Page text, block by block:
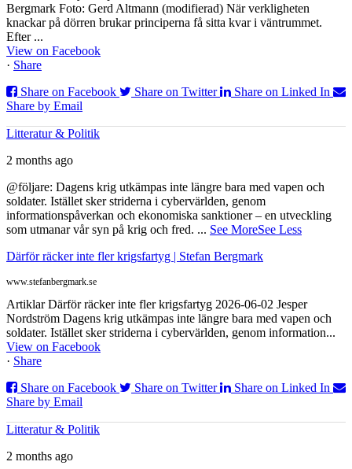
Bergmark Foto: Gerd Altmann (modifierad) När verkligheten
knackar på dörren brukar principerna få sitta kvar i väntrummet.
Efter ...
View on Facebook
· Share
Share on Facebook
Share on Twitter
Share on Linked In
Share by Email
Litteratur & Politik
2 months ago
@följare: Dagens krig utkämpas inte längre bara med vapen och
soldater. Istället sker striderna i cybervärlden, genom
informationspåverkan och ekonomiska sanktioner – en utveckling
som utmanar vår syn på krig och fred. ... See MoreSee Less
Därför räcker inte fler krigsfartyg | Stefan Bergmark
www.stefanbergmark.se
Artiklar Därför räcker inte fler krigsfartyg 2026-06-02 Jesper
Nordström Dagens krig utkämpas inte längre bara med vapen och
soldater. Istället sker striderna i cybervärlden, genom information...
View on Facebook
· Share
Share on Facebook
Share on Twitter
Share on Linked In
Share by Email
Litteratur & Politik
2 months ago